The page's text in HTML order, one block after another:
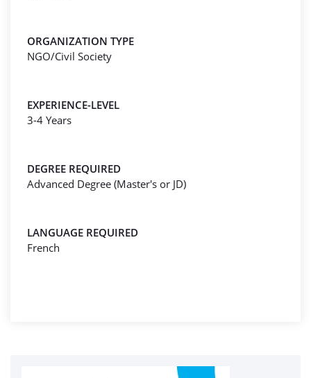
ORGANIZATION TYPE
NGO/Civil Society
EXPERIENCE-LEVEL
3-4 Years
DEGREE REQUIRED
Advanced Degree (Master's or JD)
LANGUAGE REQUIRED
French